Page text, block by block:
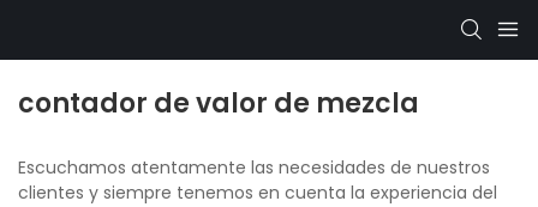
contador de valor de mezcla
Escuchamos atentamente las necesidades de nuestros
clientes y siempre tenemos en cuenta la experiencia del